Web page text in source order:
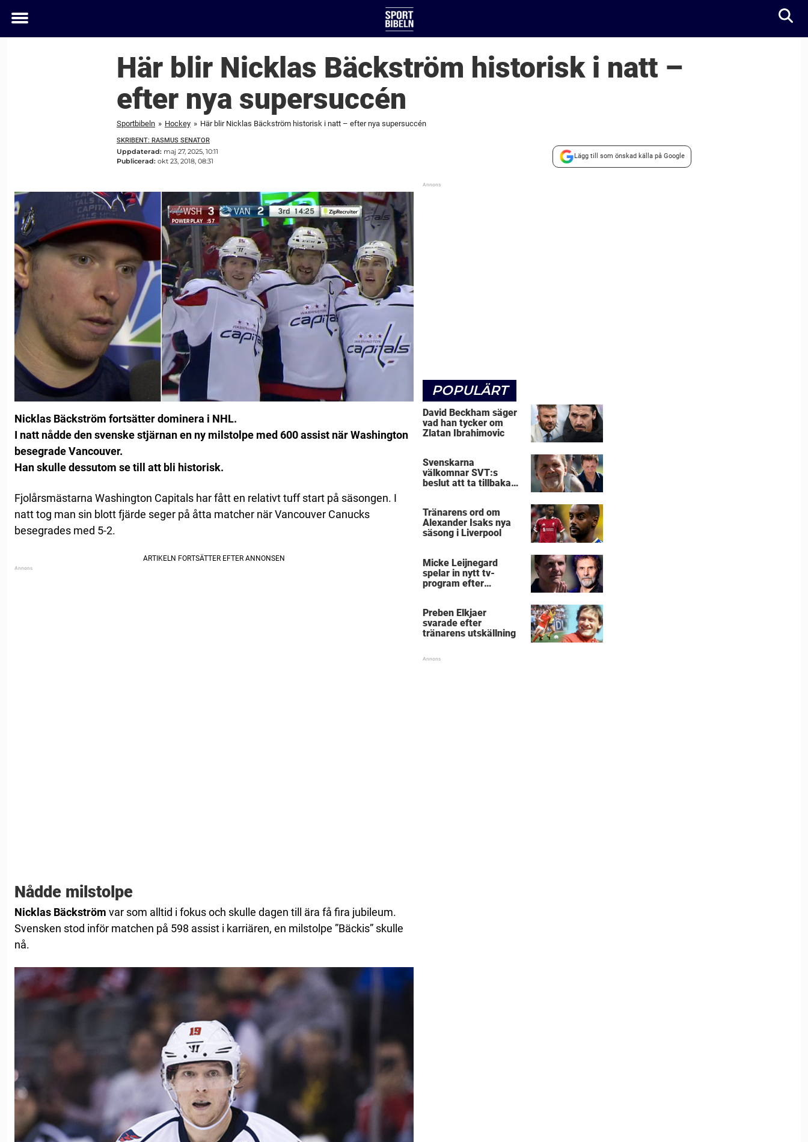
Toggle
Här blir Nicklas Bäckström historisk i natt –
efter nya supersuccén
Sportbibeln » Hockey » Här blir Nicklas Bäckström historisk i natt – efter nya supersuccén
SKRIBENT: RASMUS SENATOR
Uppdaterad: maj 27, 2025, 10:11
Publicerad: okt 23, 2018, 08:31
Lägg till som önskad källa på Google
Nicklas Bäckström fortsätter dominera i NHL.
I natt nådde den svenske stjärnan en ny milstolpe med 600 assist när Washington
besegrade Vancouver.
Han skulle dessutom se till att bli historisk.
Fjolårsmästarna Washington Capitals har fått en relativt tuff start på säsongen. I
natt tog man sin blott fjärde seger på åtta matcher när Vancouver Canucks
besegrades med 5-2.
Nådde milstolpe
Nicklas Bäckström var som alltid i fokus och skulle dagen till ära få fira jubileum.
Svensken stod inför matchen på 598 assist i karriären, en milstolpe ”Bäckis” skulle
nå.
POPULÄRT
David Beckham säger
vad han tycker om
Zlatan Ibrahimovic
Svenskarna
välkomnar SVT:s
beslut att ta tillbaka
Tränarens ord om
Alexander Isaks nya
säsong i Liverpool
Micke Leijnegard
spelar in nytt tv-
program efter
Preben Elkjaer
svarade efter
tränarens utskällning